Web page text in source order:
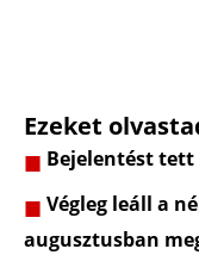
Ezeket
Bejelentést tett
Végleg leáll a
augusztusban